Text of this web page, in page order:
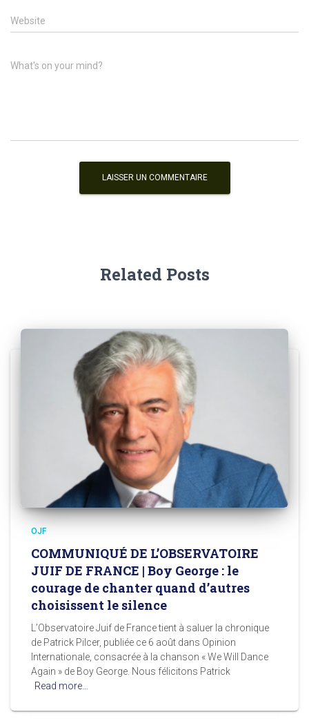
Website
What's on your mind?
Related Posts
OJF
COMMUNIQUÉ DE L’OBSERVATOIRE
JUIF DE FRANCE | Boy George : le
courage de chanter quand d’autres
choisissent le silence
L’Observatoire Juif de France tient à saluer la chronique
de Patrick Pilcer, publiée ce 6 août dans Opinion
Internationale, consacrée à la chanson « We Will Dance
Again » de Boy George. Nous félicitons Patrick
Read more…